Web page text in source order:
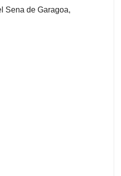
Sena de Garagoa,